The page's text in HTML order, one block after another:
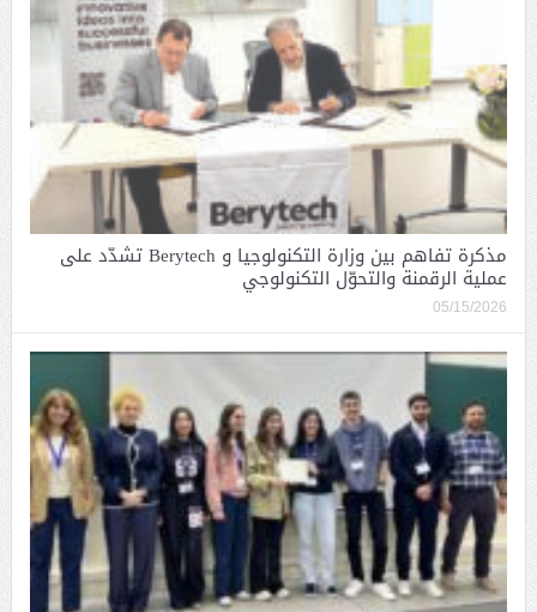
مذكرة تفاهم بين وزارة التكنولوجيا و Berytech تشدّد على
عملية الرقمنة والتحوّل التكنولوجي
05/15/2026